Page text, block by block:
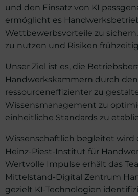
und den Einsatz von KI
ermöglicht es
Wettbewerbsvorteile zu
zu nutzen und Risiken
Unser Ziel ist es, die
Handwerkskammern durch den
ressourceneffizienter zu
Wissensmanagement zu
einheitliche Standards zu
Wissenschaftlich begleitet wird
Heinz-Piest-Institut für
Wertvolle Impulse erhält das
Mittelstand-Digital Zentrum
gezielt KI-Technologien